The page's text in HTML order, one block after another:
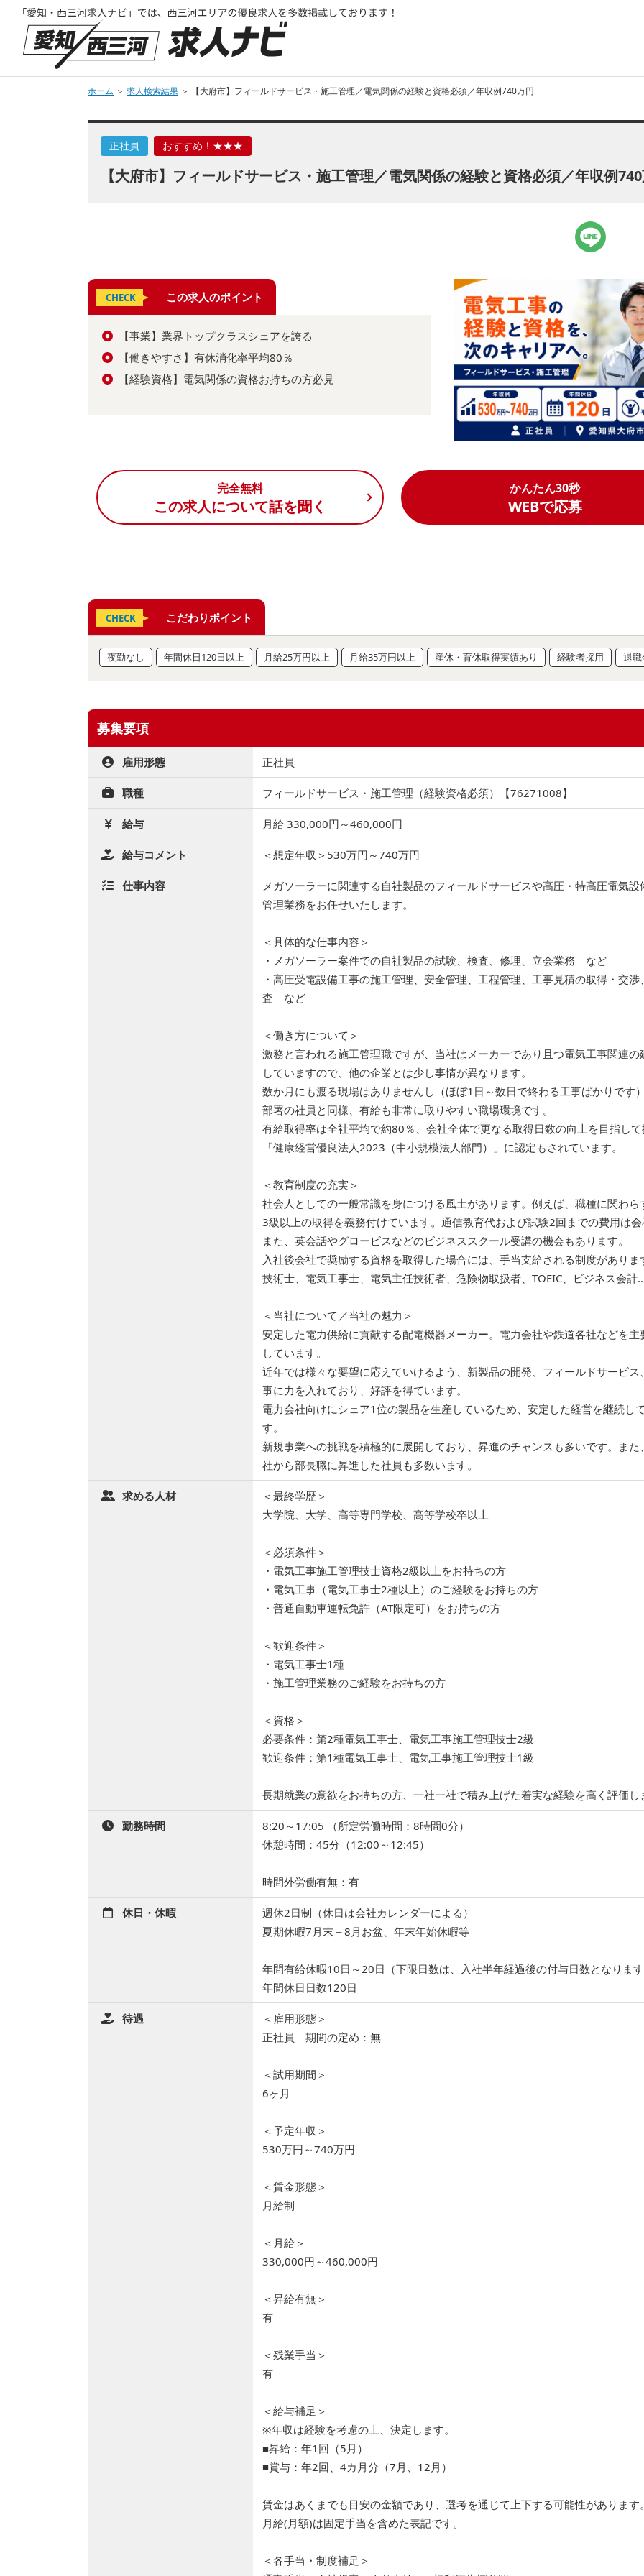
ホーム ＞ 求人検索結果 ＞ 【大府市】フィールドサービス・施工管理／電気関係の経験と資格必須／年収例740万円
正社員 おすすめ！★★★
【大府市】フィールドサービス・施工管理／電気関係の経験と資格必須／年収例
CHECK この求人のポイント
【事業】業界トップクラスシェアを誇る
【働きやすさ】有休消化率平均80％
【経験資格】電気関係の資格お持ちの方必見
完全無料
この求人について話を聞く
かんたん30秒
WEBで応募
CHECK こだわりポイント
夜勤なし 年間休日120日以上 月給25万円以上 月給35万円以上 産休・育休取得実績あり 経験者採用 退
募集要項
雇用形態 正社員
職種 フィールドサービス・施工管理（経験資格必須）【76271008】
給与 月給 330,000円～460,000円
給与コメント ＜想定年収＞530万円～740万円
仕事内容
メガソーラーに関連する自社製品のフィールドサービスや高圧・特高圧電気設
管理業務をお任せいたします。
＜具体的な仕事内容＞
・メガソーラー案件での自社製品の試験、検査、修理、立会業務 など
・高圧受電設備工事の施工管理、安全管理、工程管理、工事見積の取得・交渉
査 など
＜働き方について＞
激務と言われる施工管理職ですが、当社はメーカーであり且つ電気工事関連の
していますので、他の企業とは少し事情が異なります。
数か月にも渡る現場はありませんし（ほぼ1日～数日で終わる工事ばかりです
部署の社員と同様、有給も非常に取りやすい職場環境です。
有給取得率は全社平均で約80％、会社全体で更なる取得日数の向上を目指し
「健康経営優良法人2023（中小規模法人部門）」に認定もされています。
＜教育制度の充実＞
社会人としての一般常識を身につける風土があります。例えば、職種に関わら
3級以上の取得を義務付けています。通信教育代および試験2回までの費用は
また、英会話やグロービスなどのビジネススクール受講の機会もあります。
入社後会社で奨励する資格を取得した場合には、手当支給される制度がありま
技術士、電気工事士、電気主任技術者、危険物取扱者、TOEIC、ビジネス会計
＜当社について／当社の魅力＞
安定した電力供給に貢献する配電機器メーカー。電力会社や鉄道各社などを主
しています。
近年では様々な要望に応えていけるよう、新製品の開発、フィールドサービス
事に力を入れており、好評を得ています。
電力会社向けにシェア1位の製品を生産しているため、安定した経営を継続し
す。
新規事業への挑戦を積極的に展開しており、昇進のチャンスも多いです。また
社から部長職に昇進した社員も多数います。
求める人材
＜最終学歴＞
大学院、大学、高等専門学校、高等学校卒以上
＜必須条件＞
・電気工事施工管理技士資格2級以上をお持ちの方
・電気工事（電気工事士2種以上）のご経験をお持ちの方
・普通自動車運転免許（AT限定可）をお持ちの方
＜歓迎条件＞
・電気工事士1種
・施工管理業務のご経験をお持ちの方
＜資格＞
必要条件：第2種電気工事士、電気工事施工管理技士2級
歓迎条件：第1種電気工事士、電気工事施工管理技士1級
長期就業の意欲をお持ちの方、一社一社で積み上げた着実な経験を高く評価し
勤務時間
8:20～17:05 （所定労働時間：8時間0分）
休憩時間：45分（12:00～12:45）
時間外労働有無：有
休日・休暇
週休2日制（休日は会社カレンダーによる）
夏期休暇7月末＋8月お盆、年末年始休暇等
年間有給休暇10日～20日（下限日数は、入社半年経過後の付与日数となりま
年間休日日数120日
待遇
＜雇用形態＞
正社員 期間の定め：無
＜試用期間＞
6ヶ月
＜予定年収＞
530万円～740万円
＜賃金形態＞
月給制
＜月給＞
330,000円～460,000円
＜昇給有無＞
有
＜残業手当＞
有
＜給与補足＞
※年収は経験を考慮の上、決定します。
■昇給：年1回（5月）
■賞与：年2回、4カ月分（7月、12月）
賃金はあくまでも目安の金額であり、選考を通じて上下する可能性があります
月給(月額)は固定手当を含めた表記です。
＜各手当・制度補足＞